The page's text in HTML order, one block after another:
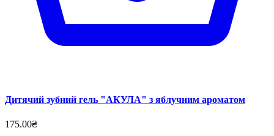
Дитячий зубний гель "АКУЛА" з яблучним ароматом
175.00₴